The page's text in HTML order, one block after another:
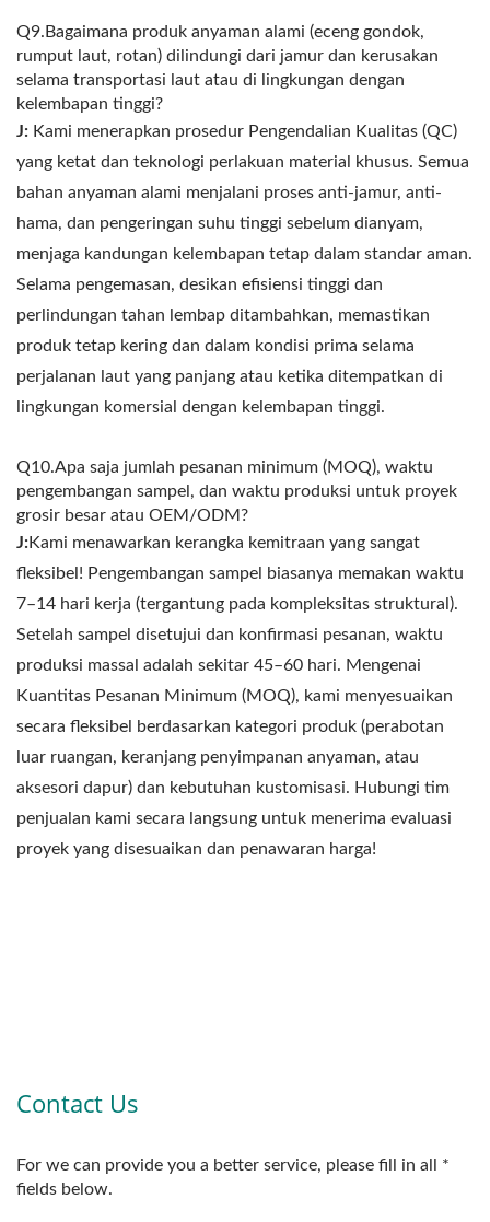
Q9.Bagaimana produk anyaman alami (eceng gondok,
rumput laut, rotan) dilindungi dari jamur dan kerusakan
selama transportasi laut atau di lingkungan dengan
kelembapan tinggi?
J: Kami menerapkan prosedur Pengendalian Kualitas (QC)
yang ketat dan teknologi perlakuan material khusus. Semua
bahan anyaman alami menjalani proses anti-jamur, anti-
hama, dan pengeringan suhu tinggi sebelum dianyam,
menjaga kandungan kelembapan tetap dalam standar aman.
Selama pengemasan, desikan efisiensi tinggi dan
perlindungan tahan lembap ditambahkan, memastikan
produk tetap kering dan dalam kondisi prima selama
perjalanan laut yang panjang atau ketika ditempatkan di
lingkungan komersial dengan kelembapan tinggi.
Q10.Apa saja jumlah pesanan minimum (MOQ), waktu
pengembangan sampel, dan waktu produksi untuk proyek
grosir besar atau OEM/ODM?
J:Kami menawarkan kerangka kemitraan yang sangat
fleksibel! Pengembangan sampel biasanya memakan waktu
7–14 hari kerja (tergantung pada kompleksitas struktural).
Setelah sampel disetujui dan konfirmasi pesanan, waktu
produksi massal adalah sekitar 45–60 hari. Mengenai
Kuantitas Pesanan Minimum (MOQ), kami menyesuaikan
secara fleksibel berdasarkan kategori produk (perabotan
luar ruangan, keranjang penyimpanan anyaman, atau
aksesori dapur) dan kebutuhan kustomisasi. Hubungi tim
penjualan kami secara langsung untuk menerima evaluasi
proyek yang disesuaikan dan penawaran harga!